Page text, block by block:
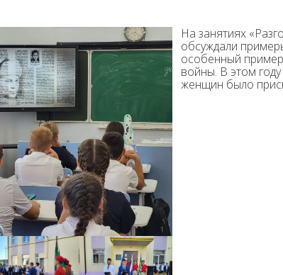
На занятиях
обсуждали
особенный
войны. В этом
женщин было